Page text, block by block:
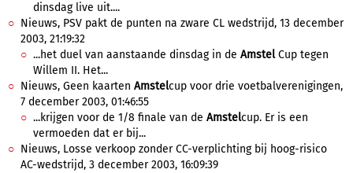
dinsdag live uit....
Nieuws, PSV pakt de punten na zware CL wedstrijd, 13 december
2003, 21:19:32
...het duel van aanstaande dinsdag in de AmstelCup tegen
Willem II. Het...
Nieuws, Geen kaarten Amstelcup voor drie voetbalverenigingen,
7 december 2003, 01:46:55
...krijgen voor de 1/8 finale van de Amstelcup. Er is een
vermoeden dat er bij...
Nieuws, Losse verkoop zonder CC-verplichting bij hoog-risico
AC-wedstrijd, 3 december 2003, 16:09:39